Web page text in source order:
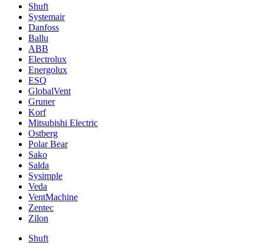
Shuft
Systemair
Danfoss
Ballu
ABB
Electrolux
Energolux
ESQ
GlobalVent
Gruner
Korf
Mitsubishi Electric
Ostberg
Polar Bear
Sako
Salda
Sysimple
Veda
VentMachine
Zentec
Zilon
Shuft